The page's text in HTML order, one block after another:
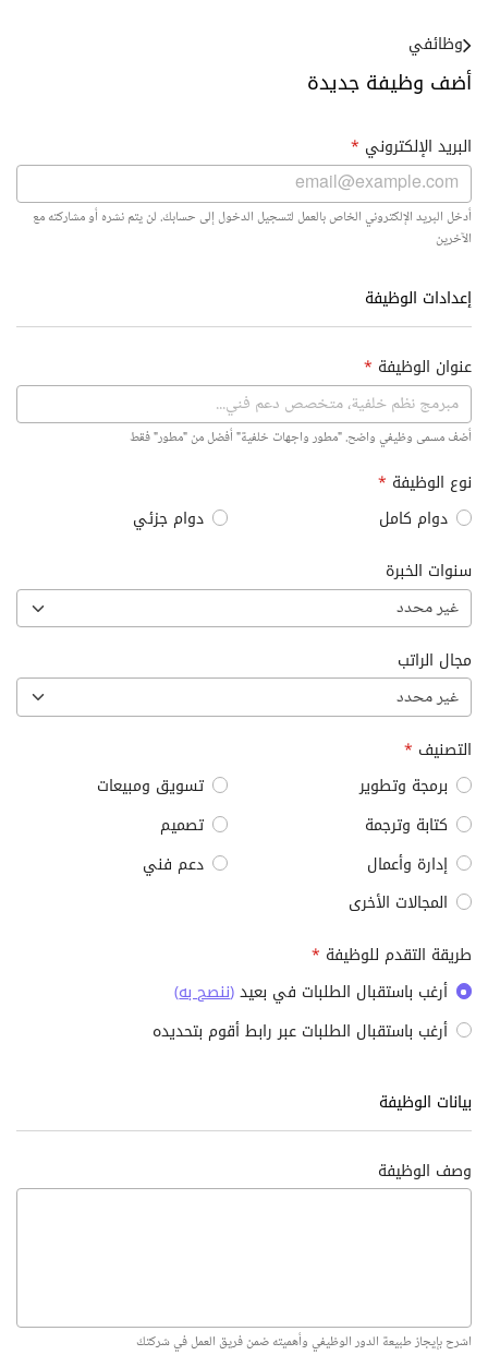
أضف وظيفة جديدة
وظائفي
البريد الإلكتروني *
أدخل البريد الإلكتروني الخاص بالعمل لتسجيل الدخول إلى حسابك. لن يتم نشره أو مشاركته مع
الآخرين
إعدادات الوظيفة
عنوان الوظيفة *
أضف مسمى وظيفي واضح. "مطور واجهات خلفية" أفضل من "مطور" فقط
نوع الوظيفة *
دوام كامل
دوام جزئي
سنوات الخبرة
غير محدد
مجال الراتب
غير محدد
التصنيف *
برمجة وتطوير
تسويق ومبيعات
كتابة وترجمة
تصميم
إدارة وأعمال
دعم فني
المجالات الأخرى
طريقة التقدم للوظيفة *
أرغب باستقبال الطلبات في بعيد(ننصح به)
أرغب باستقبال الطلبات عبر رابط أقوم بتحديده
بيانات الوظيفة
وصف الوظيفة
اشرح بإيجاز طبيعة الدور الوظيفي وأهميته ضمن فريق العمل في شركتك